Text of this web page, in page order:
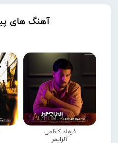
آهنگ های
فرهاد کاظمی
آلزایمر